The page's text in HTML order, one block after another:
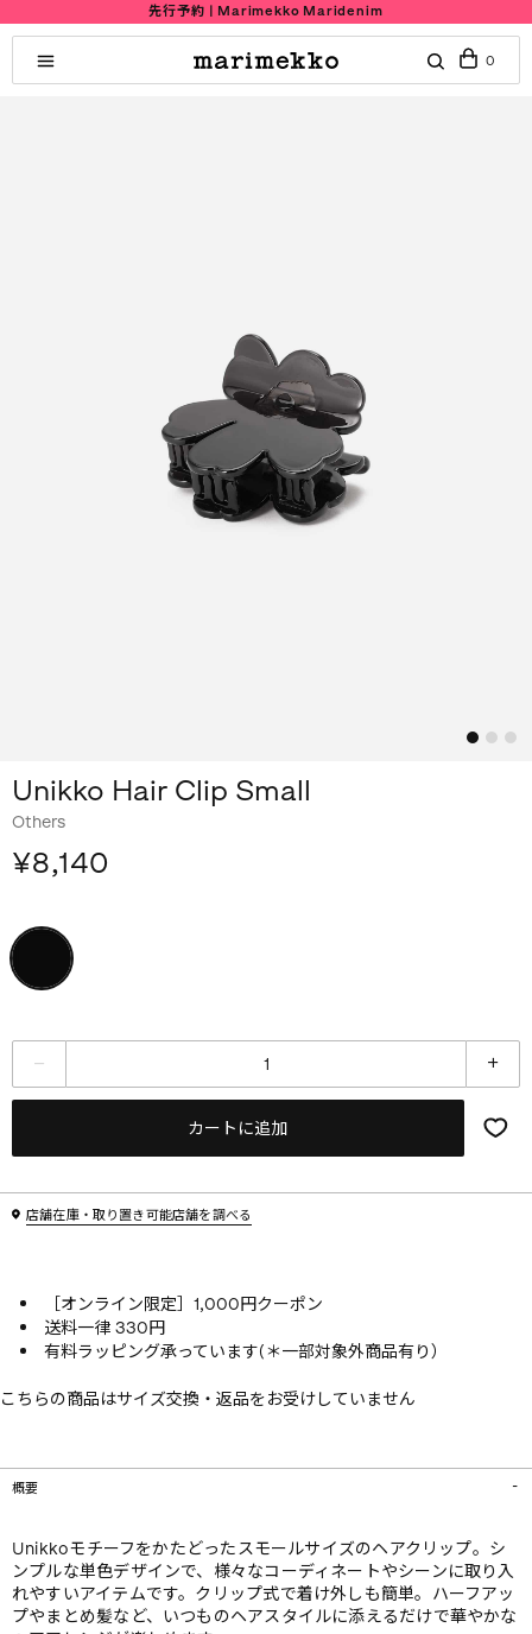
先行予約 | Marimekko Maridenim
0
Unikko Hair Clip Small
Others
¥8,140
カートに追加
店舗在庫・取り置き可能店舗を調べる
［オンライン限定］1,000円クーポン
送料一律 330円
有料ラッピング承っています(＊一部対象外商品有り）
こちらの商品はサイズ交換・返品をお受けしていません
概要
Unikkoモチーフをかたどったスモールサイズのヘアクリップ。シ
ンプルな単色デザインで、様々なコーディネートやシーンに取り入
れやすいアイテムです。クリップ式で着け外しも簡単。ハーフアッ
プやまとめ髪など、いつものヘアスタイルに添えるだけで華やかな